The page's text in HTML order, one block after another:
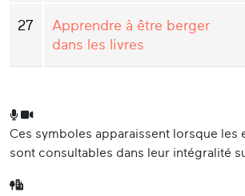
27
Apprendre à être berger
dans les livres
Ces symboles apparaissent lorsque les
sont consultables dans leur intégralité